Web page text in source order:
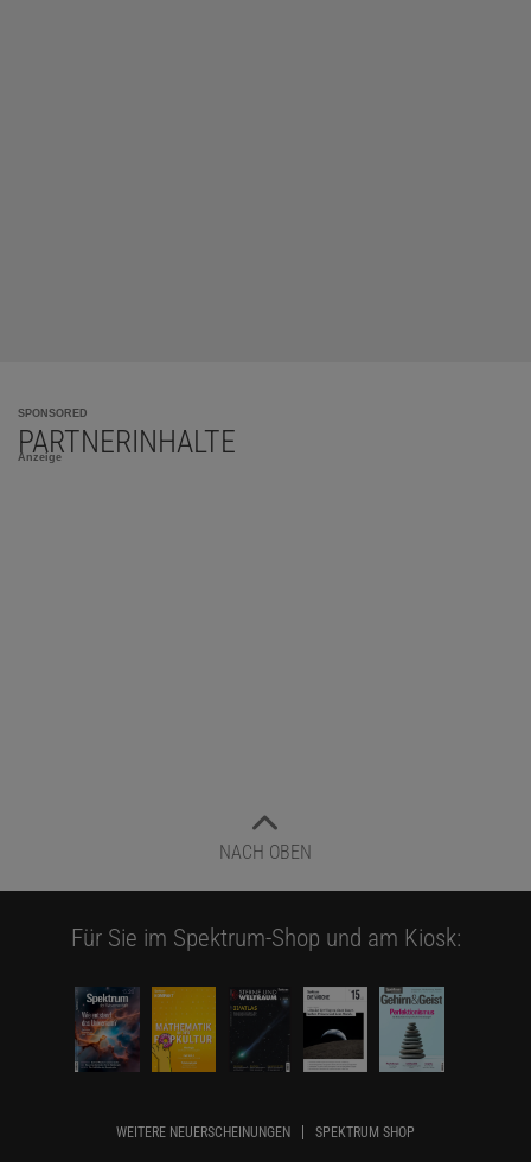
SPONSORED
PARTNERINHALTE
Anzeige
NACH OBEN
Für Sie im Spektrum-Shop und am Kiosk:
WEITERE NEUERSCHEINUNGEN SPEKTRUM SHOP